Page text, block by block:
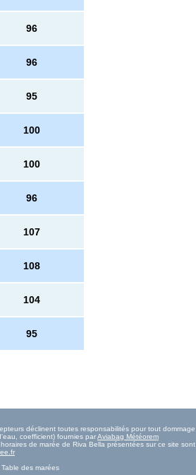
96
96
95
100
100
96
107
108
104
95
déclinent toutes responsabilités pour tout dommage
coefficient) fournies parAviabag Météorem
de marée de Riva Bella présentées sur ce site sont
des marées